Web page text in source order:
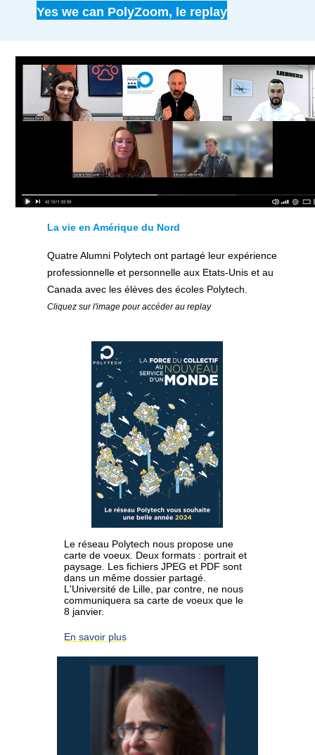
Yes we can PolyZoom, le replay
La vie en Amérique du Nord
Quatre Alumni Polytech ont partagé leur expérience
professionnelle et personnelle aux Etats-Unis et au
Canada avec les élèves des écoles Polytech.
Cliquez sur l'image pour accéder au replay
Le réseau Polytech nous propose une
carte de voeux. Deux formats : portrait et
paysage. Les fichiers JPEG et PDF sont
dans un même dossier partagé.
L'Université de Lille, par contre, ne nous
communiquera sa carte de voeux que le
8 janvier.
En savoir plus